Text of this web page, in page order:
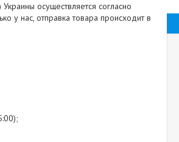
осуществляется согласно
у нас, отправка товара происходит в